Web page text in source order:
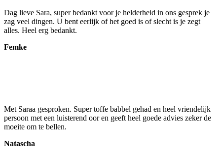
Dag lieve Sara, super bedankt voor je helderheid in ons gesprek je
zag veel dingen. U bent eerlijk of het goed is of slecht is je zegt
alles. Heel erg bedankt.
Femke
Met Saraa gesproken. Super toffe babbel gehad en heel vriendelijk
persoon met een luisterend oor en geeft heel goede advies zeker de
moeite om te bellen.
Natascha